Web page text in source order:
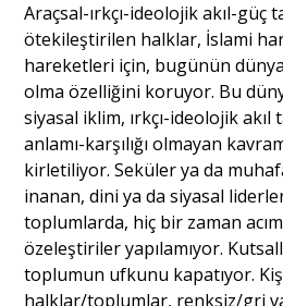
Araçsal-ırkçı-ideolojik akıl-güç
ötekileştirilen halklar, İslami
hareketleri için, bugünün
olma özelliğini koruyor. Bu
siyasal iklim, ırkçı-ideolojik
anlamı-karşılığı olmayan
kirletiliyor. Seküler ya da
inanan, dini ya da siyasal
toplumlarda, hiç bir zaman
özeleştiriler yapılamıyor.
toplumun ufkunu kapatıyor.
halklar/toplumlar, renksiz/gri